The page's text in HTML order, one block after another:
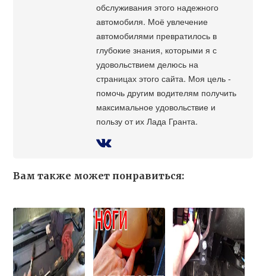
обслуживания этого надежного
автомобиля. Моё увлечение
автомобилями превратилось в
глубокие знания, которыми я с
удовольствием делюсь на
страницах этого сайта. Моя цель -
помочь другим водителям получить
максимальное удовольствие и
пользу от их Лада Гранта.
Вам также может понравиться: